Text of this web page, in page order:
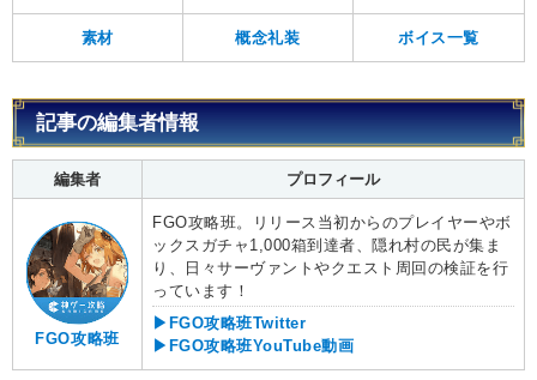
素材 概念礼装 ボイス一覧
記事の編集者情報
編集者 プロフィール
FGO攻略班
FGO攻略班。リリース当初からのプレイヤーやボ
ックスガチャ1,000箱到達者、隠れ村の民が集ま
り、日々サーヴァントやクエスト周回の検証を行
っています！
▶FGO攻略班Twitter
▶FGO攻略班YouTube動画